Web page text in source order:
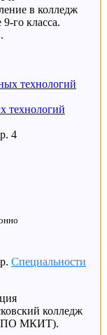
в колледж
го класса.
технологий
4
Специальности
колледж
ПО МКИТ).